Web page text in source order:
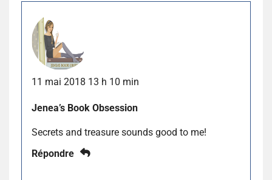
11 mai 2018 13 h 10 min
Jenea’s Book Obsession
Secrets and treasure sounds good to me!
Répondre